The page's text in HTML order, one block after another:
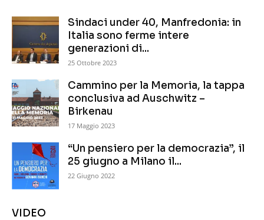
Sindaci under 40, Manfredonia: in
Italia sono ferme intere
generazioni di...
25 Ottobre 2023
Cammino per la Memoria, la tappa
conclusiva ad Auschwitz –
Birkenau
17 Maggio 2023
“Un pensiero per la democrazia”, il
25 giugno a Milano il...
22 Giugno 2022
VIDEO